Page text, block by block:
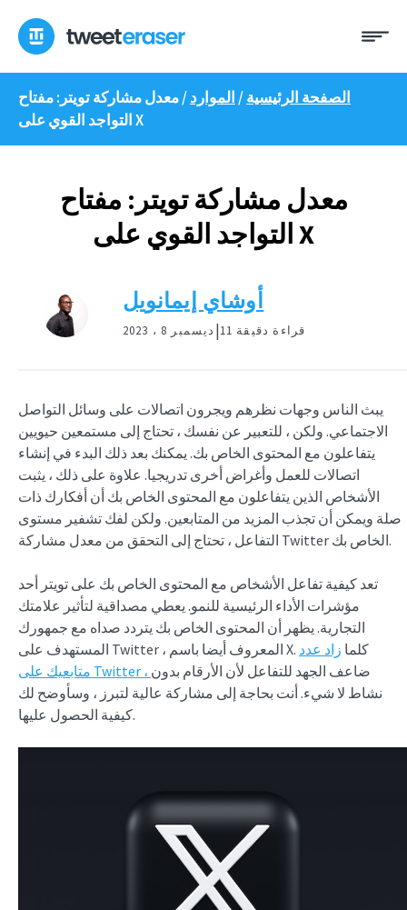
إلى
المحتوى
الصفحة الرئيسية/ الموارد/معدل مشاركة تويتر: مفتاح
التواجد القوي على X
معدل مشاركة تويتر: مفتاح
التواجد القوي على X
أوشاي إيمانويل
ديسمبر 8 ، 2023 | 11 قراءة دقيقة
يبث الناس وجهات نظرهم ويجرون اتصالات على وسائل التواصل
الاجتماعي. ولكن ، للتعبير عن نفسك ، تحتاج إلى مستمعين حيويين
يتفاعلون مع المحتوى الخاص بك. يمكنك بعد ذلك البدء في إنشاء
اتصالات للعمل وأغراض أخرى تدريجيا. علاوة على ذلك ، يثبت
الأشخاص الذين يتفاعلون مع المحتوى الخاص بك أن أفكارك ذات
صلة ويمكن أن تجذب المزيد من المتابعين. ولكن لفك تشفير مستوى
التفاعل ، تحتاج إلى التحقق من معدل مشاركة Twitter الخاص بك.
تعد كيفية تفاعل الأشخاص مع المحتوى الخاص بك على تويتر أحد
مؤشرات الأداء الرئيسية للنمو. يعطي مصداقية لتأثير علامتك
التجارية. يظهر أن المحتوى الخاص بك يتردد صداه مع جمهورك
المستهدف على Twitter ، المعروف أيضا باسم X. كلما زاد عدد
متابعيك على Twitter ، ضاعف الجهد للتفاعل لأن الأرقام بدون
نشاط لا شيء. أنت بحاجة إلى مشاركة عالية لتبرز ، وسأوضح لك
كيفية الحصول عليها.